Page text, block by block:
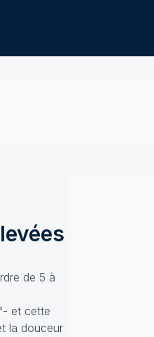
de 5 à
et cette
la douceur